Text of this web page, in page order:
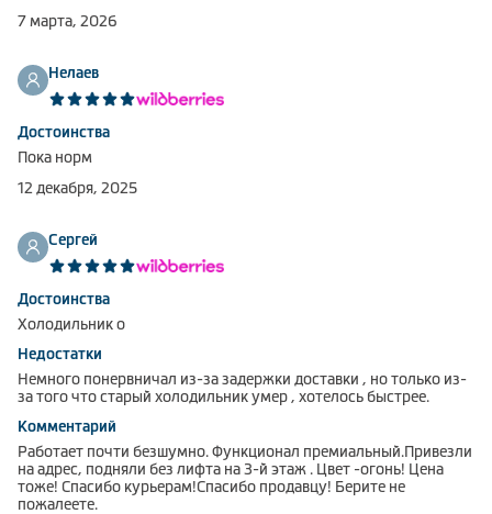
7 марта, 2026
Нелаев
Достоинства
Пока норм
12 декабря, 2025
Сергей
Достоинства
Холодильник о
Недостатки
Немного понервничал из-за задержки доставки , но только из-
за того что старый холодильник умер , хотелось быстрее.
Комментарий
Работает почти безшумно. Функционал премиальный.Привезли
на адрес, подняли без лифта на 3-й этаж . Цвет -огонь! Цена
тоже! Спасибо курьерам!Спасибо продавцу! Берите не
пожалеете.